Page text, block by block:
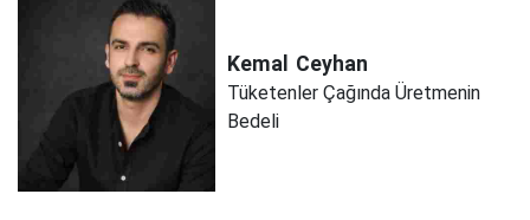
Kemal Ceyhan
Tüketenler Çağında Üretmenin
Bedeli